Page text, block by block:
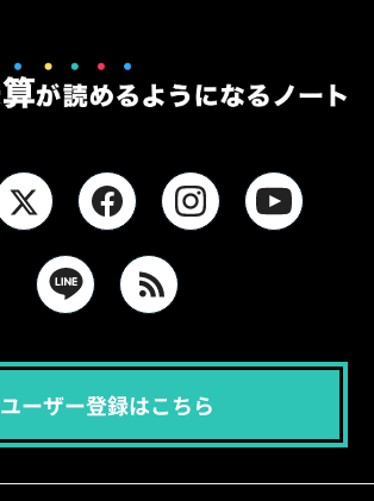
ユーザー登録はこちら